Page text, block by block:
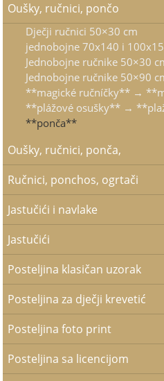
Oušky, ručnici, pončo
Dječji ručnici 50×30 cm
jednobojne 70x140 i
Jednobojne ručnike 50×30
Jednobojne ručnike 50×90
**magické ručníčky** →
**plážové osušky** →
**ponča**
Oušky, ručnici, ponča,
Ručnici, ponchos, ogrtači
Jastučići i navlake
Jastučići
Posteljina klasičan uzorak
Posteljina za dječji krevetić
Posteljina foto print
Posteljina sa licencijom